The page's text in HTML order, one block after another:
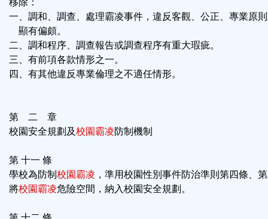
移除：
一、調和、調查、處理霸凌事件，違反客觀、公正、專業原
顯有偏頗。
二、調和程序、調查報告或調查程序有重大瑕疵。
三、有前項各款情形之一。
四、有其他違反專業倫理之不適任情形。
第 二 章
校園安全規劃及校園霸凌防制機制
第 十一 條
學校為防制 校園霸凌 ，準用校園性別事件防治準則第四條、
將校園霸凌危險空間，納入校園安全規劃。